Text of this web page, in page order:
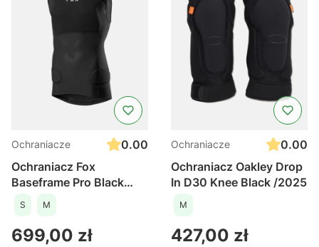
pokonywać techniczne odcinki, ćwiczyć nowe
umiejętności i czerpać więcej radości z jazdy w
Ochraniacze
0.00
Ochraniacz Fox
Baseframe Pro Black
/2023
S M
Cena
699,00 zł
Ochraniacze
0.00
Ochraniacz Oakley Drop
In D30 Knee Black /2025
M
Cena
427,00 zł